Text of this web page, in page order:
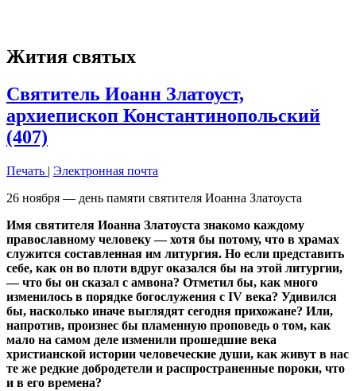
Жития святых
Святитель Иоанн Златоуст,
архиепископ Константинопольский
(407)
Печать | Электронная почта
26 ноября — день памяти святителя Иоанна Златоуста
Имя святителя Иоанна Златоуста знакомо каждому
православному человеку — хотя бы потому, что в храмах
служится составленная им литургия. Но если представить
себе, как он во плоти вдруг оказался бы на этой литургии,
— что бы он сказал с амвона? Отметил бы, как много
изменилось в порядке богослужения с IV века? Удивился
бы, насколько иначе выглядят сегодня прихожане? Или,
напротив, произнес бы пламенную проповедь о том, как
мало на самом деле изменили прошедшие века
христианской истории человеческие души, как живут в нас
те же редкие добродетели и распространенные пороки, что
и в его времена?